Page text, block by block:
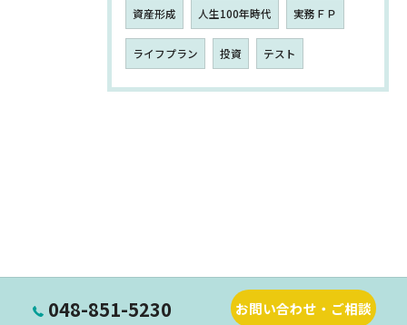
資産形成 人生100年時代 実務ＦＰ
ライフプラン 投資 テスト
048-851-5230 お問い合わせ・ご相談